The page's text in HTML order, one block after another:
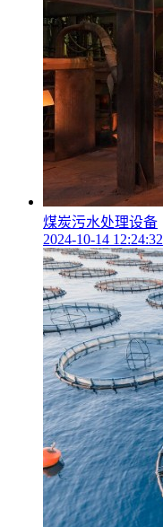
煤炭污水处理设备
2024-10-14 12:24:32